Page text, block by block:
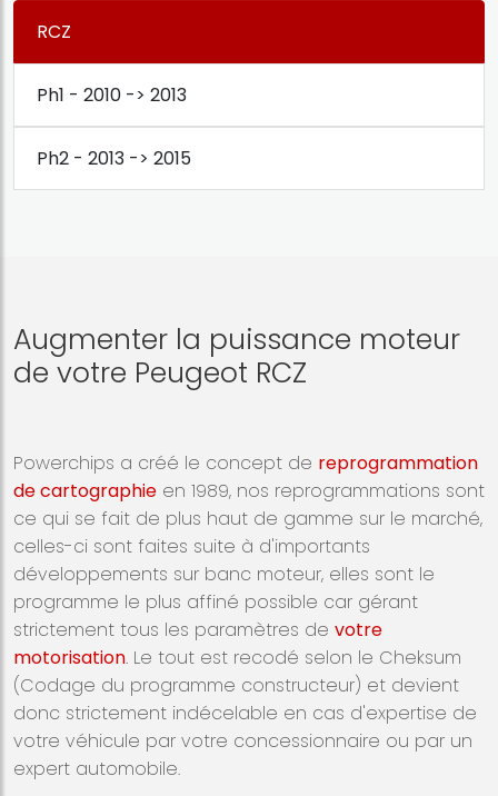
RCZ
Ph1 - 2010 -> 2013
Ph2 - 2013 -> 2015
Augmenter la puissance moteur
de votre Peugeot RCZ
Powerchips a créé le concept de reprogrammation
de cartographie en 1989, nos reprogrammations sont
ce qui se fait de plus haut de gamme sur le marché,
celles-ci sont faites suite à d'importants
développements sur banc moteur, elles sont le
programme le plus affiné possible car gérant
strictement tous les paramètres de votre
motorisation. Le tout est recodé selon le Cheksum
(Codage du programme constructeur) et devient
donc strictement indécelable en cas d'expertise de
votre véhicule par votre concessionnaire ou par un
expert automobile.